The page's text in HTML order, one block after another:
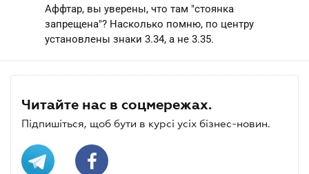
Аффтар, вы уверены, что там "стоянка
запрещена"? Насколько помню, по центру
установлены знаки 3.34, а не 3.35.
Читайте нас в соцмережах.
Підпишіться, щоб бути в курсі усіх бізнес-новин.